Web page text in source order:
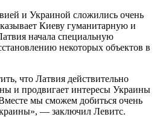
и Украиной сложились очень
Киеву гуманитарную и
начала специальную
некоторых объектов в
что Латвия действительно
и продвигает интересы Украины
мы сможем добиться очень
— заключил Левитс.